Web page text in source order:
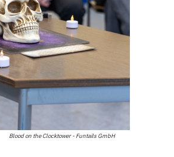
Blood on the Clocktower - Funtails GmbH